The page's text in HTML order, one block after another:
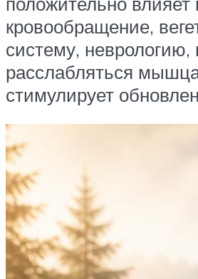
кровообращение,
систему, неврологию,
расслабляться
стимулирует